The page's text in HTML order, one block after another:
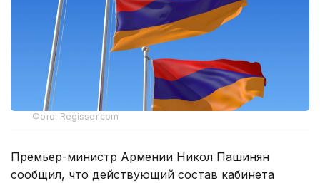
Фото: Regisser.com
Премьер-министр Армении Никол Пашинян
сообщил, что действующий состав кабинета